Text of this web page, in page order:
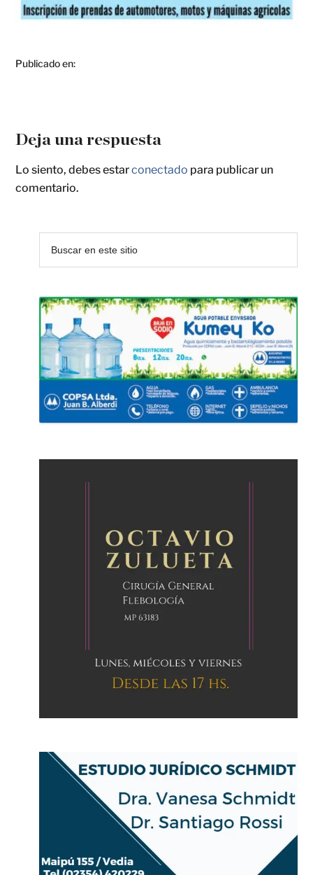
Publicado en:
Deja una respuesta
Lo siento, debes estarconectado para publicar un
comentario.